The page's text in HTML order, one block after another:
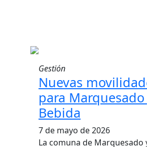
Gestión
Nuevas
para Marquesado
Bebida
7 de mayo de 2026
La comuna de Marquesado